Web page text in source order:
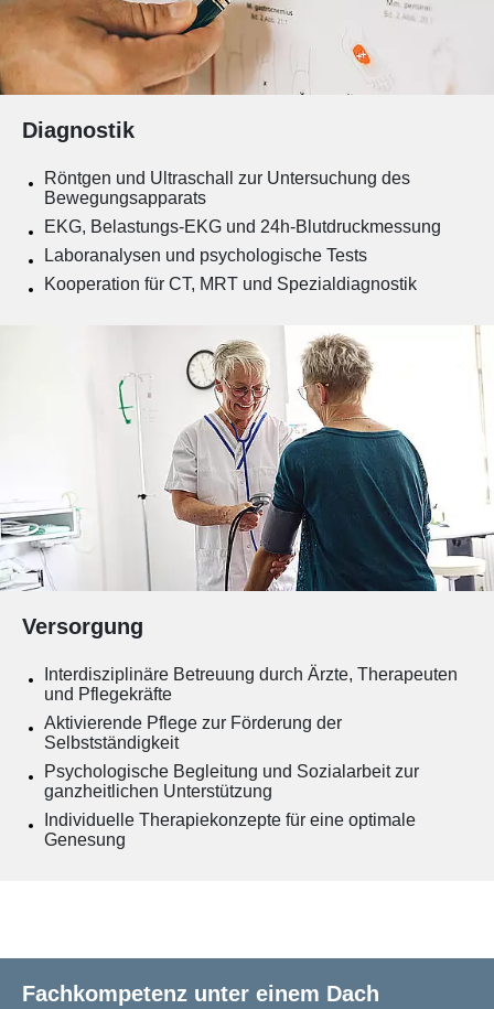
Diagnostik
Röntgen und Ultraschall zur Untersuchung des
Bewegungsapparats
EKG, Belastungs-EKG und 24h-Blutdruckmessung
Laboranalysen und psychologische Tests
Kooperation für CT, MRT und Spezialdiagnostik
Versorgung
Interdisziplinäre Betreuung durch Ärzte, Therapeuten
und Pflegekräfte
Aktivierende Pflege zur Förderung der
Selbstständigkeit
Psychologische Begleitung und Sozialarbeit zur
ganzheitlichen Unterstützung
Individuelle Therapiekonzepte für eine optimale
Genesung
Fachkompetenz unter einem Dach